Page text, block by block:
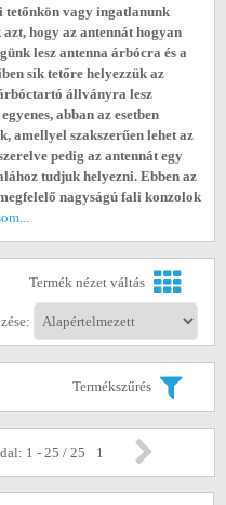
tetőnkön vagy ingatlanunk
hogy az antennát hogyan
lesz antenna árbócra és a
sík tetőre helyezzük az
állványra lesz
abban az esetben
amellyel szakszerűen lehet az
pedig az antennát egy
tudjuk helyezni. Ebben az
nagyságú fali konzolok
Termék nézet váltás
Termékszűrés
1 - 25 / 25 1